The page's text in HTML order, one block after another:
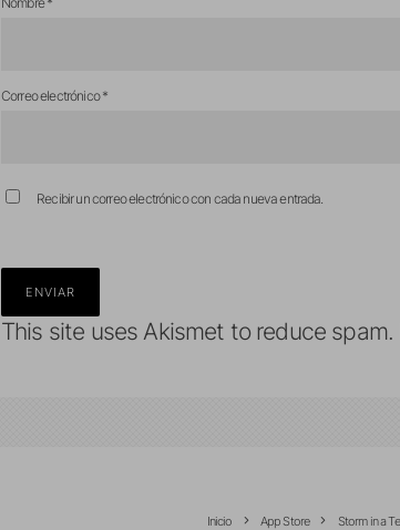
Correo electrónico*
Recibir un correo electrónico con cada nueva entrada.
This site uses Akismet to reduce spam.
Inicio App Store Storm in a